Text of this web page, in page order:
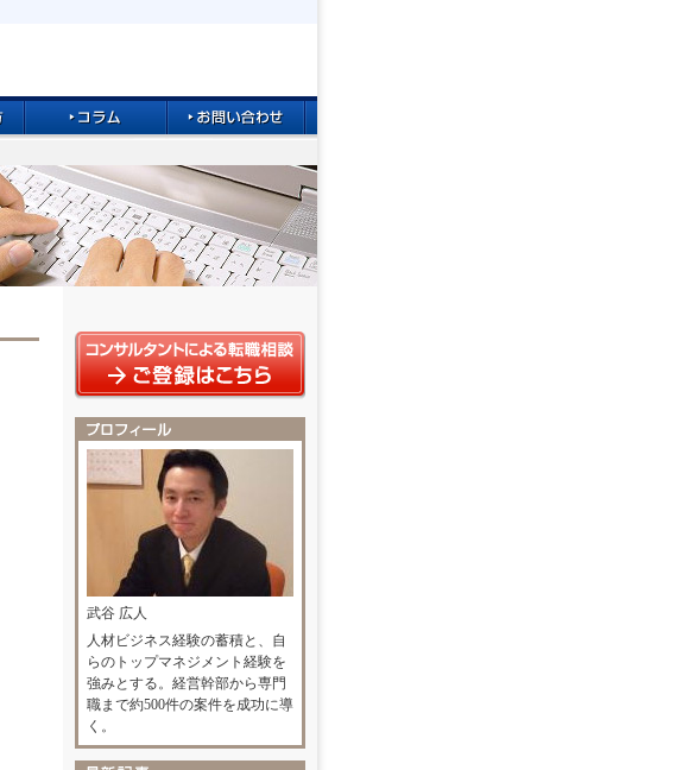
武谷 広人
人材ビジネス経験の蓄積と、自
らのトップマネジメント経験を
強みとする。経営幹部から専門
職まで約500件の案件を成功に導
く。